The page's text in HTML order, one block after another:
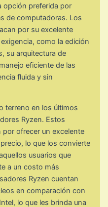
opción preferida por
de computadoras. Los
por su excelente
como la edición
su arquitectura de
eficiente de las
fluida y sin
terreno en los últimos
Ryzen. Estos
ofrecer un excelente
lo que los convierte
usuarios que
a un costo más
Ryzen cuentan
en comparación con
lo que les brinda una